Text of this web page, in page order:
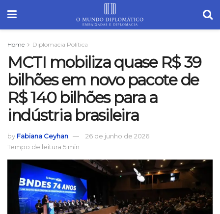
Home Diplomacia Política
MCTI mobiliza quase R$ 39
bilhões em novo pacote de
R$ 140 bilhões para a
indústria brasileira
by Fabiana Ceyhan
26 de junho de 2026
Tempo de leitura:5 min